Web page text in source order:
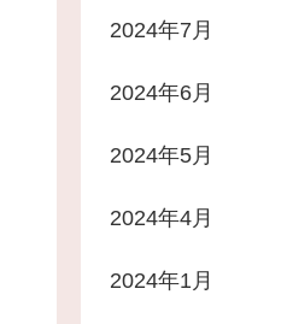
2024年7月
2024年6月
2024年5月
2024年4月
2024年1月